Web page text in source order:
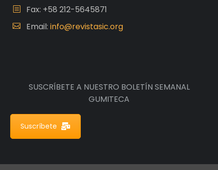
Fax: +58 212-5645871
Email: info@revistasic.org
SUSCRÍBETE A NUESTRO BOLETÍN SEMANAL
GUMITECA
Suscríbete